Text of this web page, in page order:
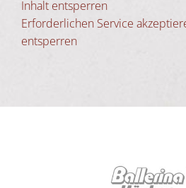
Inhalt entsperren
Erforderlichen Service
entsperren